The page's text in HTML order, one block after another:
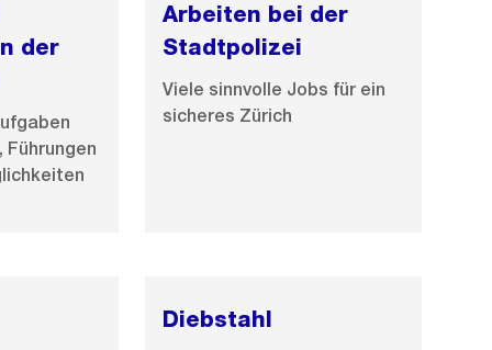
der
Arbeiten bei der
Stadtpolizei
Viele sinnvolle Jobs für ein
sicheres Zürich
Diebstahl